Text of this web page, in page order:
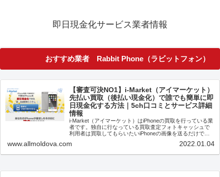
即日現金化サービス業者情報
おすすめ業者 Rabbit Phone（ラビットフォン）
【審査可決NO1】i-Market（アイマーケット）
先払い買取（後払い現金化）で誰でも簡単に即
日現金化する方法｜5ch口コミとサービス詳細
情報
i-Market（アイマーケット）はiPhoneの買取を行っている業
者です。独自に行なっている買取査定フォトキャッシュで
利用者は買取してもらいたいiPhoneの画像を送るだけで即
で即日現...
www.allmoldova.com 2022.01.04